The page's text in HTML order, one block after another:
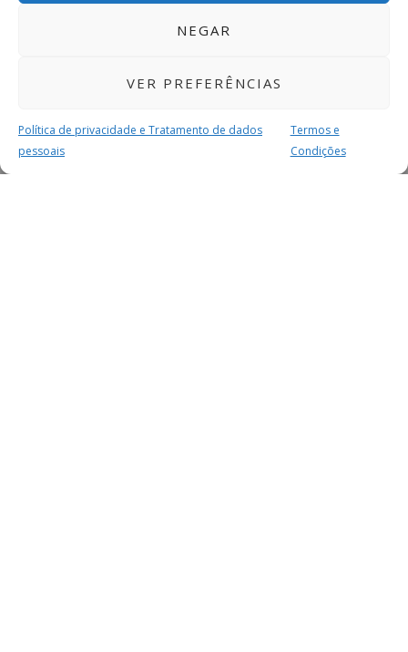
NEGAR
VER PREFERÊNCIAS
Política de privacidade e Tratamento de dados
pessoais
Termos e
Condições